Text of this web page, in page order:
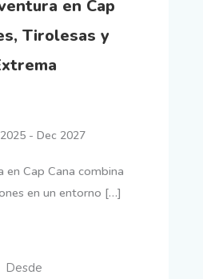
en Cap
Tirolesas y
- Dec 2027
en Cap Cana combina
en un entorno […]
Desde